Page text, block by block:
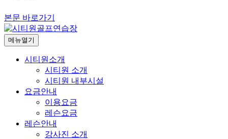
본문 바로가기
메뉴열기
시티원소개
시티원 소개
시티원 내부시설
요금안내
이용요금
레슨요금
레슨안내
강사진 소개